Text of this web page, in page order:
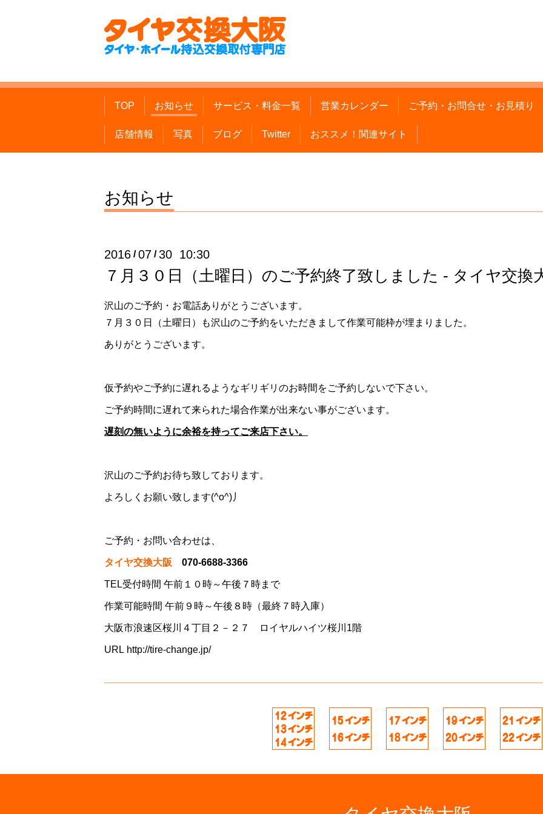
TOP お知らせ サービス・料金一覧 営業カレンダー ご予約・お問合せ・お見積り
店舗情報 写真 ブログ Twitter おススメ！関連サイト
お知らせ
2016 /07 /30 10:30
７月３０日（土曜日）のご予約終了致しました - タイヤ交換
沢山のご予約・お電話ありがとうございます。
７月３０日（土曜日）も沢山のご予約をいただきまして作業可能枠が埋まりました。
ありがとうございます。
仮予約やご予約に遅れるようなギリギリのお時間をご予約しないで下さい。
ご予約時間に遅れて来られた場合作業が出来ない事がございます。
遅刻の無いように余裕を持ってご来店下さい。
沢山のご予約お待ち致しております。
よろしくお願い致します(^o^)丿
ご予約・お問い合わせは、
タイヤ交換大阪 070-6688-3366
TEL受付時間 午前１０時～午後７時まで
作業可能時間 午前９時～午後８時（最終７時入庫）
大阪市浪速区桜川４丁目２－２７ ロイヤルハイツ桜川1階
URL http://tire-change.jp/